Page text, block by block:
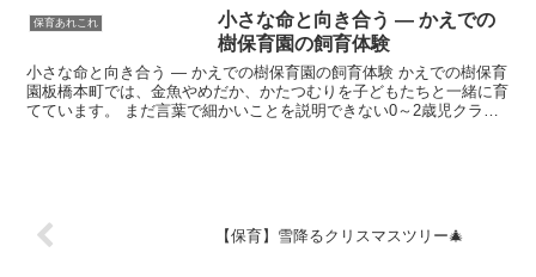
を使う事。 ②玉ねぎを縦半分に切
って断面を下に...
保育あれこれ
小さな命と向き合う ― かえでの
樹保育園の飼育体験
小さな命と向き合う ― かえでの樹保育園の飼育体験 かえでの樹保育
園板橋本町では、金魚やめだか、かたつむりを子どもたちと一緒に育
てています。 まだ言葉で細かいことを説明できない0～2歳児クラス
【保育】雪降るクリスマスツリー🎄